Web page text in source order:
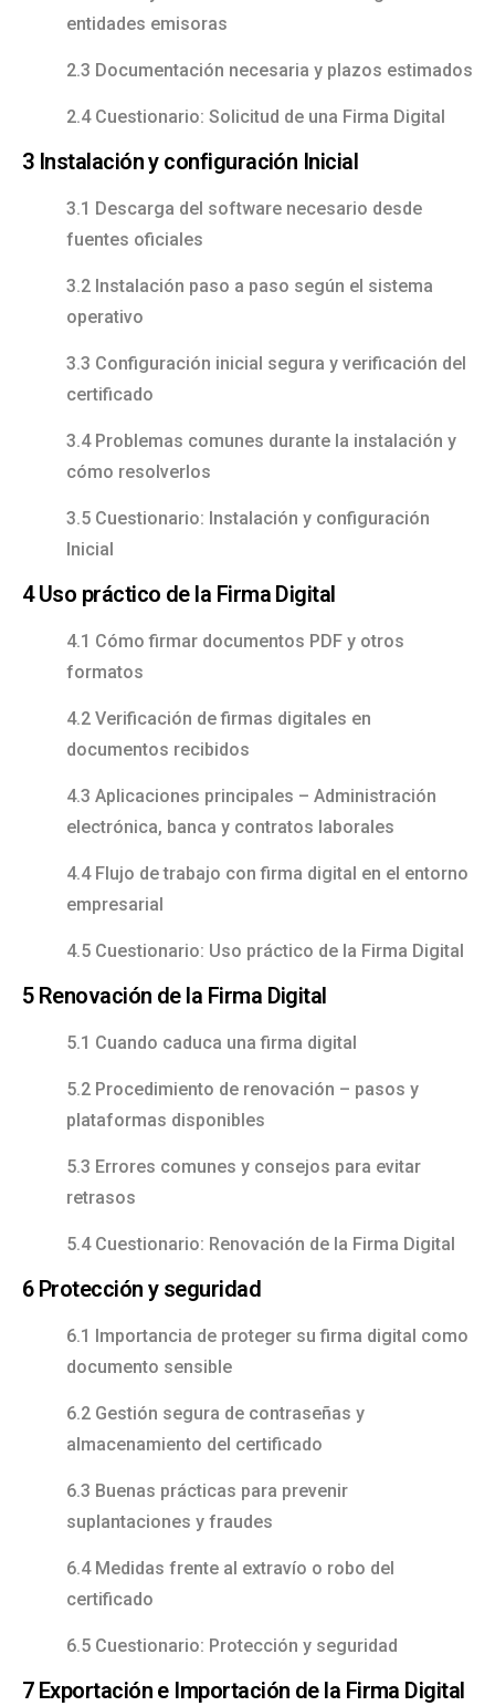
entidades emisoras
2.3 Documentación necesaria y plazos estimados
2.4 Cuestionario: Solicitud de una Firma Digital
3 Instalación y configuración Inicial
3.1 Descarga del software necesario desde
fuentes oficiales
3.2 Instalación paso a paso según el sistema
operativo
3.3 Configuración inicial segura y verificación del
certificado
3.4 Problemas comunes durante la instalación y
cómo resolverlos
3.5 Cuestionario: Instalación y configuración
Inicial
4 Uso práctico de la Firma Digital
4.1 Cómo firmar documentos PDF y otros
formatos
4.2 Verificación de firmas digitales en
documentos recibidos
4.3 Aplicaciones principales – Administración
electrónica, banca y contratos laborales
4.4 Flujo de trabajo con firma digital en el entorno
empresarial
4.5 Cuestionario: Uso práctico de la Firma Digital
5 Renovación de la Firma Digital
5.1 Cuando caduca una firma digital
5.2 Procedimiento de renovación – pasos y
plataformas disponibles
5.3 Errores comunes y consejos para evitar
retrasos
5.4 Cuestionario: Renovación de la Firma Digital
6 Protección y seguridad
6.1 Importancia de proteger su firma digital como
documento sensible
6.2 Gestión segura de contraseñas y
almacenamiento del certificado
6.3 Buenas prácticas para prevenir
suplantaciones y fraudes
6.4 Medidas frente al extravío o robo del
certificado
6.5 Cuestionario: Protección y seguridad
7 Exportación e Importación de la Firma Digital